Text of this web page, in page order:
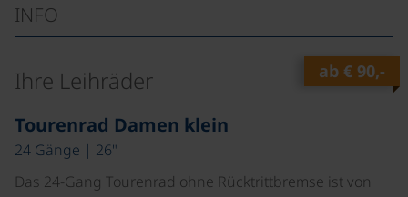
INFO
Ihre Leihräder ab € 90,-
Tourenrad Damen klein
24 Gänge | 26"
Das 24-Gang Tourenrad ohne Rücktrittbremse ist von